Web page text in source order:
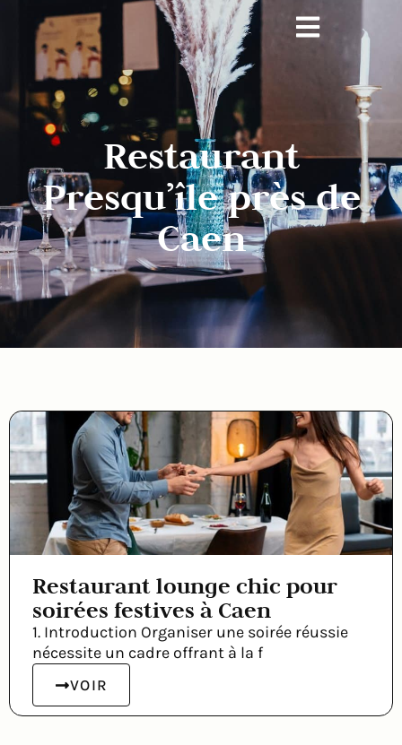
Restaurant
Presqu’île près de
Caen
Restaurant lounge chic pour
soirées festives à Caen
1. Introduction Organiser une soirée réussie
nécessite un cadre offrant à la f
VOIR